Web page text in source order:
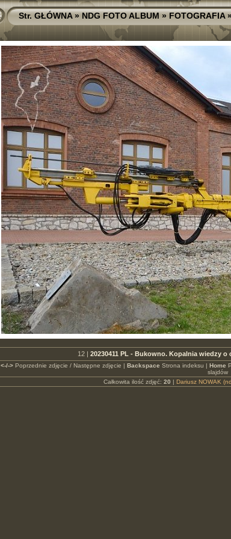
Str. GŁÓWNA»NDG FOTO ALBUM»FOTOGRAFIA
12 | 20230411 PL - Bukowno. Kopalnia wiedzy
<-/->Poprzednie zdjęcie / Następne zdjęcie | Backspace Strona indeksu | Home
slajdów
Całkowita ilość zdjęć: 20 | Dariusz NOWAK